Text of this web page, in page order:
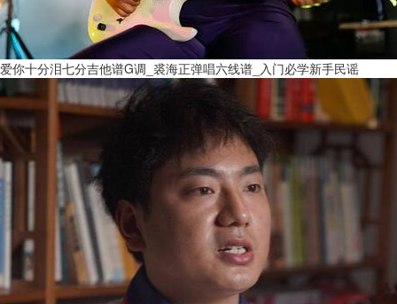
爱你十分泪七分吉他谱G调_裘海正弹唱六线谱_入门必学新手民谣